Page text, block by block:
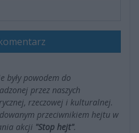
były powodem do
przez naszych
rzeczowej i kulturalnej.
przeciwnikiem hejtu w
akcji "Stop hejt".